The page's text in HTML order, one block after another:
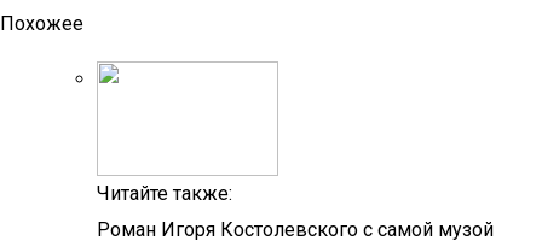
Похожее
Читайте также:
Роман Игоря Костолевского с самой музой